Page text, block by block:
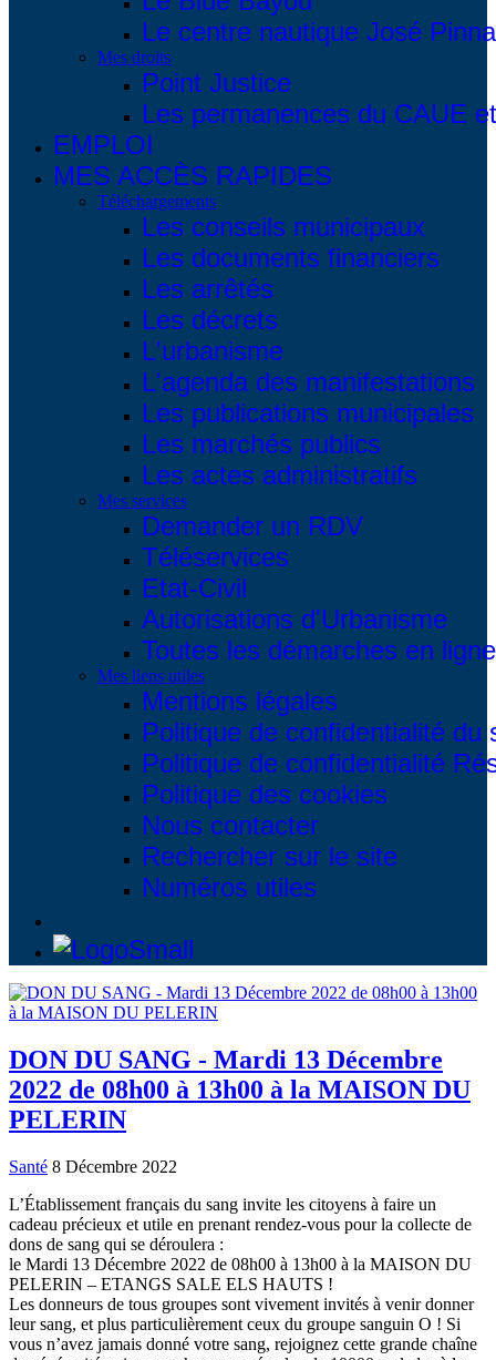
Le centre nautique José Pinna
Mes droits
Point Justice
Les permanences du CAUE
EMPLOI
MES ACCÈS RAPIDES
Téléchargements
Les conseils municipaux
Les documents financiers
Les arrêtés
Les décrets
L'urbanisme
L'agenda des manifestations
Les publications municipales
Les marchés publics
Les actes administratifs
Mes services
Demander un RDV
Téléservices
Etat-Civil
Autorisations d'Urbanisme
Toutes les démarches en
Mes liens utiles
Mentions légales
Politique de confidentialité du
Politique de confidentialité
Politique des cookies
Nous contacter
Rechercher sur le site
Numéros utiles
DON DU SANG - Mardi 13 Décembre
2022 de 08h00 à 13h00 à la MAISON DU
PELERIN
Santé 8 Décembre 2022
L’Établissement français du sang invite les citoyens à faire un
cadeau précieux et utile en prenant rendez-vous pour la collecte de
dons de sang qui se déroulera :
le Mardi 13 Décembre 2022 de 08h00 à 13h00 à la MAISON DU
PELERIN – ETANGS SALE ELS HAUTS !
Les donneurs de tous groupes sont vivement invités à venir donner
leur sang, et plus particulièrement ceux du groupe sanguin O ! Si
vous n’avez jamais donné votre sang, rejoignez cette grande chaîne